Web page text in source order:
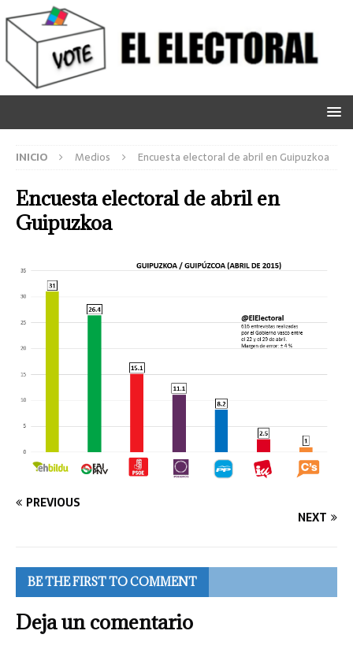
INICIO Medios Encuesta electoral de abril en Guipuzkoa
Encuesta electoral de abril en
Guipuzkoa
PREVIOUS
NEXT
BE THE FIRST TO COMMENT
Deja un comentario